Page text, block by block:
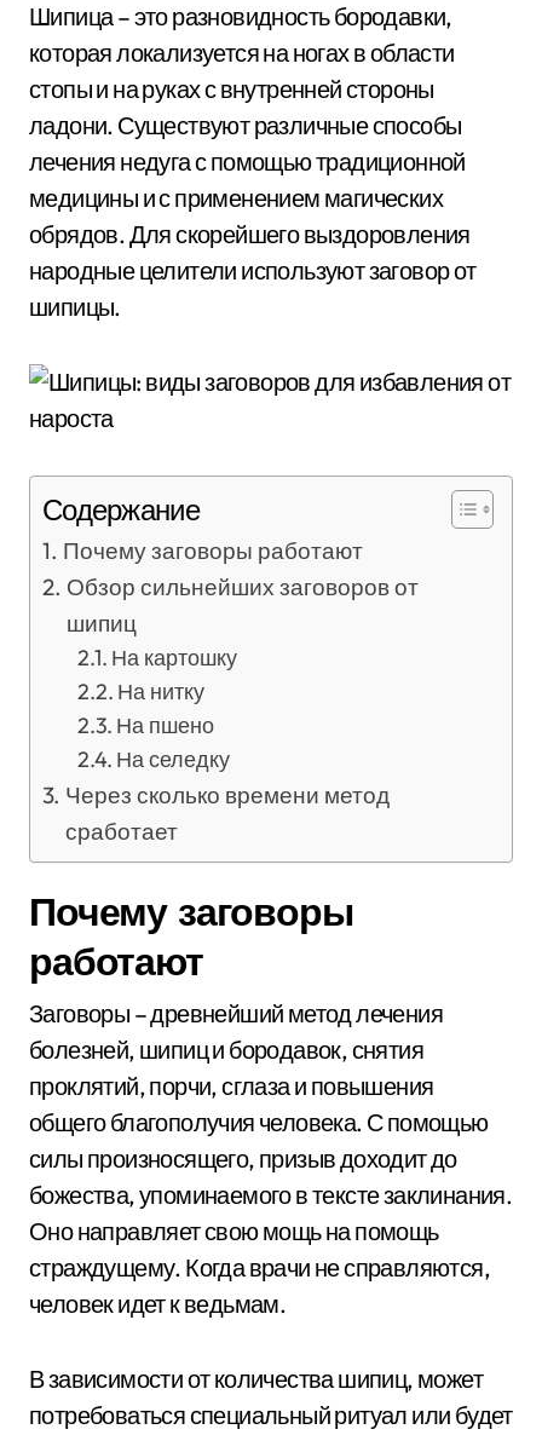
Шипица – это разновидность бородавки,
которая локализуется на ногах в области
стопы и на руках с внутренней стороны
ладони. Существуют различные способы
лечения недуга с помощью традиционной
медицины и с применением магических
обрядов. Для скорейшего выздоровления
народные целители используют заговор от
шипицы.
Содержание
Почему заговоры работают
Обзор сильнейших заговоров от
шипиц
На картошку
На нитку
На пшено
На селедку
Через сколько времени метод
сработает
Почему заговоры
работают
Заговоры – древнейший метод лечения
болезней, шипиц и бородавок, снятия
проклятий, порчи, сглаза и повышения
общего благополучия человека. С помощью
силы произносящего, призыв доходит до
божества, упоминаемого в тексте заклинания.
Оно направляет свою мощь на помощь
страждущему. Когда врачи не справляются,
человек идет к ведьмам.
В зависимости от количества шипиц, может
потребоваться специальный ритуал или будет